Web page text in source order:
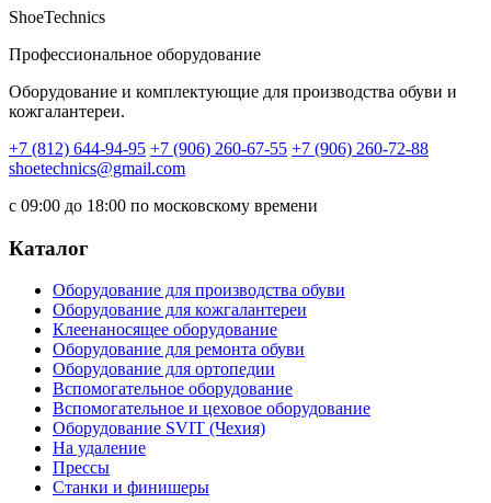
ShoeTechnics
Профессиональное оборудование
Оборудование и комплектующие для производства обуви и
кожгалантереи.
+7 (812) 644-94-95 +7 (906) 260-67-55 +7 (906) 260-72-88
shoetechnics@gmail.com
с 09:00 до 18:00 по московскому времени
Каталог
Оборудование для производства обуви
Оборудование для кожгалантереи
Клеенаносящее оборудование
Оборудование для ремонта обуви
Оборудование для ортопедии
Вспомогательное оборудование
Вспомогательное и цеховое оборудование
Оборудование SVIT (Чехия)
На удаление
Прессы
Станки и финишеры